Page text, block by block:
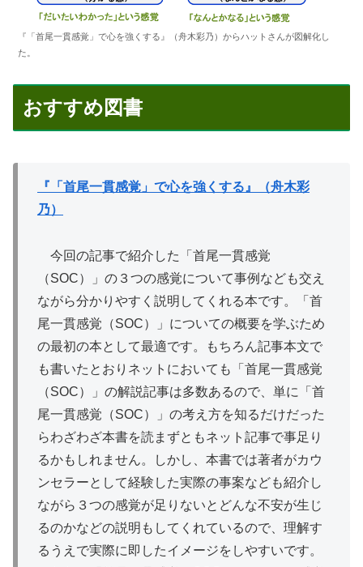
『「首尾一貫感覚」で心を強くする』（舟木彩乃）からハットさんが図解化し
た。
おすすめ図書
『「首尾一貫感覚」で心を強くする』（舟木彩
乃）
今回の記事で紹介した「首尾一貫感覚
（SOC）」の３つの感覚について事例なども交え
ながら分かりやすく説明してくれる本です。「首
尾一貫感覚（SOC）」についての概要を学ぶため
の最初の本として最適です。もちろん記事本文で
も書いたとおりネットにおいても「首尾一貫感覚
（SOC）」の解説記事は多数あるので、単に「首
尾一貫感覚（SOC）」の考え方を知るだけだった
らわざわざ本書を読まずともネット記事で事足り
るかもしれません。しかし、本書では著者がカウ
ンセラーとして経験した実際の事案なども紹介し
ながら３つの感覚が足りないとどんな不安が生じ
るのかなどの説明もしてくれているので、理解す
るうえで実際に即したイメージをしやすいです。